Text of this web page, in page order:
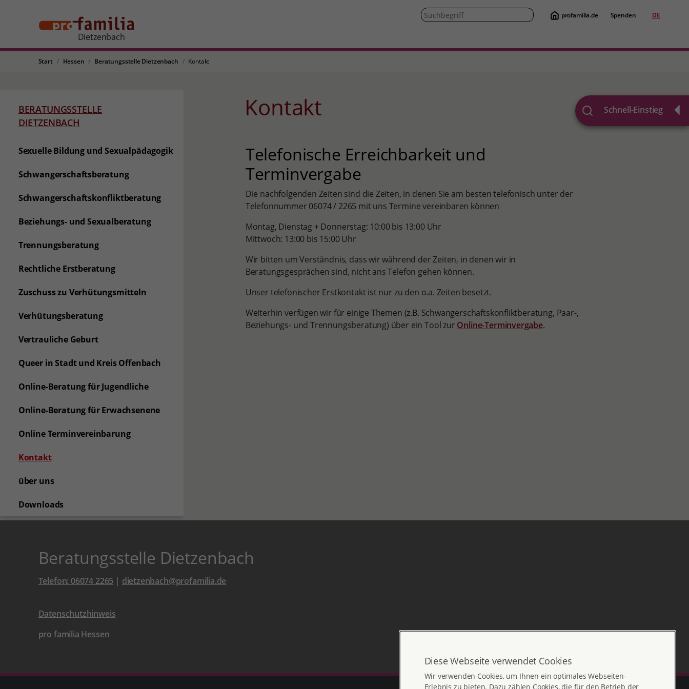
Dietzenbach
profamilia.de Spenden DE
Start Hessen Beratungsstelle Dietzenbach Kontakt
Schnell-Einstieg
BERATUNGSSTELLE
DIETZENBACH
Sexuelle Bildung und Sexualpädagogik
Schwangerschaftsberatung
Schwangerschaftskonfliktberatung
Beziehungs- und Sexualberatung
Trennungsberatung
Rechtliche Erstberatung
Zuschuss zu Verhütungsmitteln
Verhütungsberatung
Vertrauliche Geburt
Queer in Stadt und Kreis Offenbach
Online-Beratung für Jugendliche
Online-Beratung für Erwachsenene
Online Terminvereinbarung
Kontakt(aktuelle Seite)
über uns
Downloads
Kontakt
Telefonische Erreichbarkeit und
Terminvergabe
Die nachfolgenden Zeiten sind die Zeiten, in denen Sie am besten telefonisch unter der
Telefonnummer 06074 / 2265 mit uns Termine vereinbaren können
Montag, Dienstag + Donnerstag: 10:00 bis 13:00 Uhr
Mittwoch: 13:00 bis 15:00 Uhr
Wir bitten um Verständnis, dass wir während der Zeiten, in denen wir in
Beratungsgesprächen sind, nicht ans Telefon gehen können.
Unser telefonischer Erstkontakt ist nur zu den o.a. Zeiten besetzt.
Weiterhin verfügen wir für einige Themen (z.B. Schwangerschaftskonfliktberatung, Paar-,
Beziehungs- und Trennungsberatung) über ein Tool zur Online-Terminvergabe.
Beratungsstelle Dietzenbach
Telefon: 06074 2265 | dietzenbach@profamilia.de
Datenschutzhinweis
pro familia Hessen
Diese Webseite verwendet Cookies
Wir verwenden Cookies, um Ihnen ein optimales Webseiten-
Erlebnis zu bieten. Dazu zählen Cookies, die für den Betrieb der